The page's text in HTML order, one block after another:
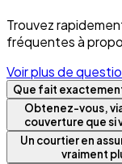
Trouvez
fréquentes à
Voir plus de
Que fait
Obtenez-vous,
couverture que si
Un courtier en
vraiment